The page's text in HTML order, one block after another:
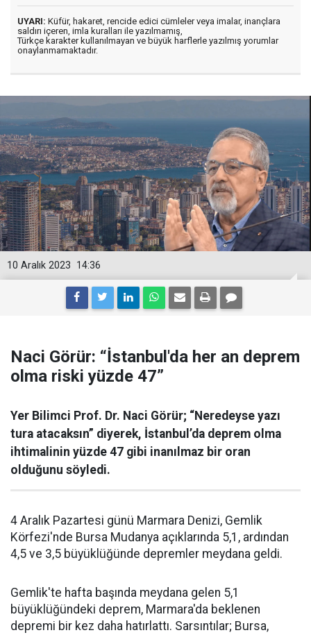
UYARI: Küfür, hakaret, rencide edici cümleler veya imalar, inançlara
saldırı içeren, imla kuralları ile yazılmamış,
Türkçe karakter kullanılmayan ve büyük harflerle yazılmış yorumlar
onaylanmamaktadır.
14:36
10 Aralık 2023
Naci Görür: “İstanbul'da her an deprem
olma riski yüzde 47”
Yer Bilimci Prof. Dr. Naci Görür; “Neredeyse yazı
tura atacaksın” diyerek, İstanbul’da deprem olma
ihtimalinin yüzde 47 gibi inanılmaz bir oran
olduğunu söyledi.
4 Aralık Pazartesi günü Marmara Denizi, Gemlik
Körfezi'nde Bursa Mudanya açıklarında 5,1, ardından
4,5 ve 3,5 büyüklüğünde depremler meydana geldi.
Gemlik'te hafta başında meydana gelen 5,1
büyüklüğündeki deprem, Marmara'da beklenen
depremi bir kez daha hatırlattı. Sarsıntılar; Bursa,